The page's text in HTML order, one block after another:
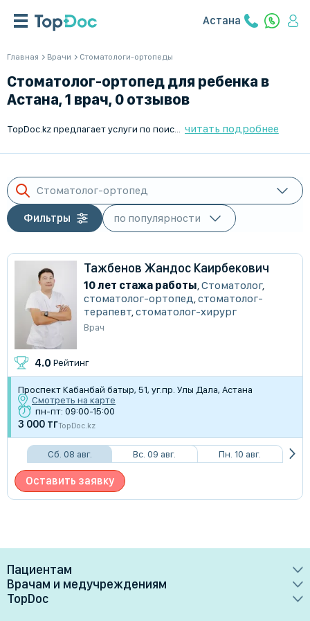
Астана
Главная Врачи Стоматологи-ортопеды
Стоматолог-ортопед для ребенка в
Астана, 1 врач, 0 отзывов
читать подробнее
Стоматолог-ортопед
Фильтры
Тажбенов Жандос Каирбекович
10 лет стажа работы,Стоматолог,
стоматолог-ортопед,стоматолог-
терапевт,стоматолог-хирург
Врач
4.0 Рейтинг
Проспект Кабанбай батыр, 51, уг.пр. Улы Дала, Астана
Смотреть на карте
пн-пт: 09:00-15:00
3 000 тгTopDoc.kz
Сб. 08 авг. Вс. 09 авг. Пн. 10 авг.
Оставить заявку
Пациентам
Врачи
Клиники
Врачам и медучреждениям
Преимущества
TopDoc